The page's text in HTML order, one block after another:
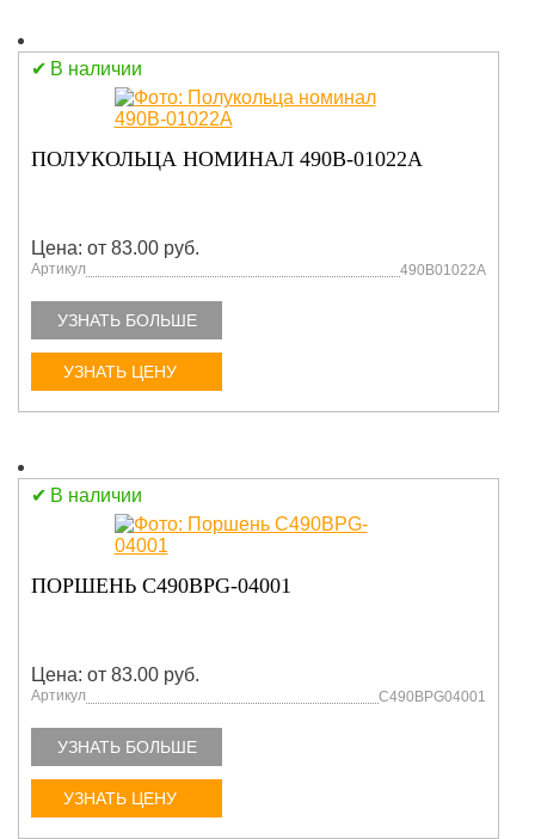
В наличии
ПОЛУКОЛЬЦА НОМИНАЛ 490В-01022A
Цена: от 83.00 руб.
Артикул 490В01022A
УЗНАТЬ БОЛЬШЕ
УЗНАТЬ ЦЕНУ
В наличии
ПОРШЕНЬ C490BPG-04001
Цена: от 83.00 руб.
Артикул C490BPG04001
УЗНАТЬ БОЛЬШЕ
УЗНАТЬ ЦЕНУ